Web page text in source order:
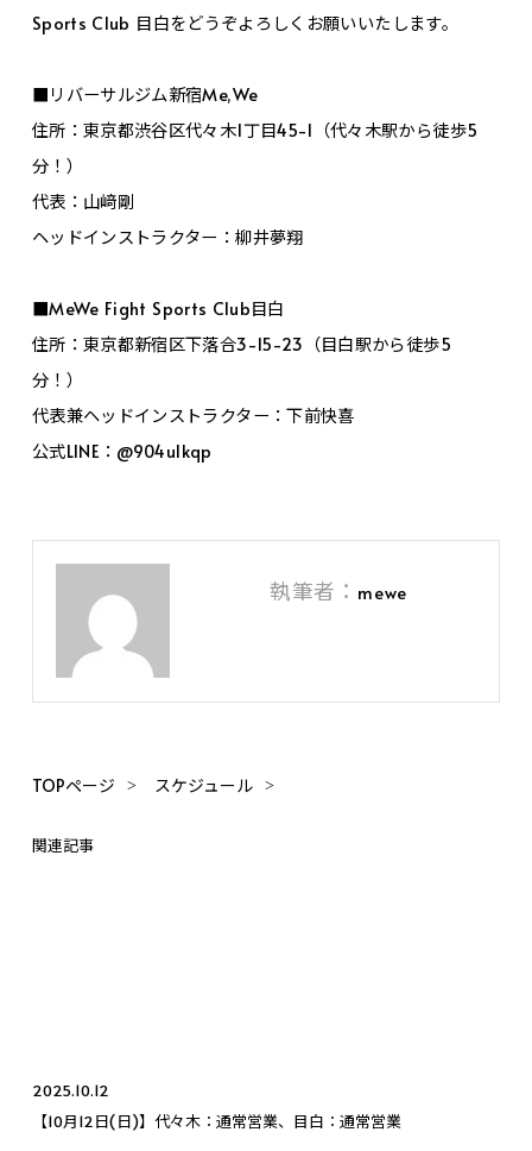
Sports Club 目白をどうぞよろしくお願いいたします。
■リバーサルジム新宿Me,We
住所：東京都渋谷区代々木1丁目45-1（代々木駅から徒歩5
分！）
代表：山﨑剛
ヘッドインストラクター：柳井夢翔
■MeWe Fight Sports Club目白
住所：東京都新宿区下落合3-15-23（目白駅から徒歩5
分！）
代表兼ヘッドインストラクター：下前快喜
公式LINE：@904ulkqp
執筆者： mewe
TOPページ スケジュール
関連記事
2025.10.12
【10月12日(日)】代々木：通常営業、目白：通常営業